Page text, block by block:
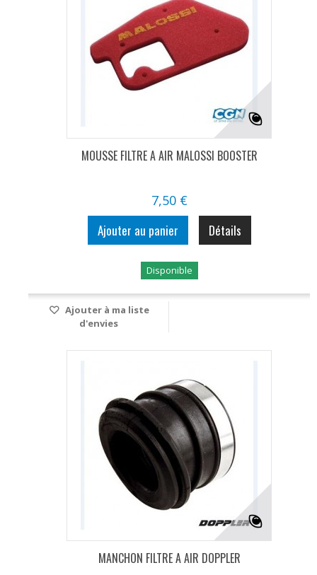
MOUSSE FILTRE A AIR MALOSSI BOOSTER
7,50 €
Ajouter au panier Détails
Disponible
Ajouter à ma liste
d'envies
MANCHON FILTRE A AIR DOPPLER